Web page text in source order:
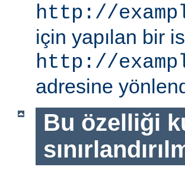
http://
için yapılan bir
http://
adresine
Bu özelliği